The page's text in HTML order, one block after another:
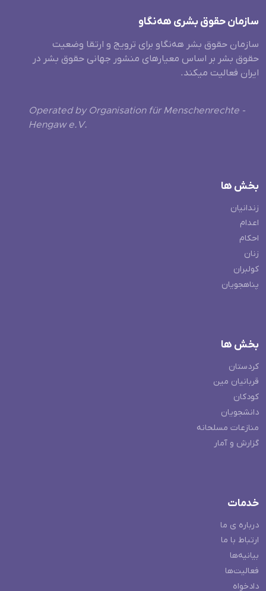
سازمان حقوق بشری هەنگاو
سازمان حقوق بشر هه‌نگاو برای ترویج و ارتقا وضعیت
حقوق بشر بر اساس معیارهای منشور جهانی حقوق بشر در
ایران فعالیت میکند.
Operated by Organisation für Menschenrechte -
Hengaw e.V.
بخش ها
زندانیان
اعدام
احکام
زنان
کولبران
پناهجویان
بخش ها
کردستان
قربانیان مین
کودکان
دانشجویان
منازعات مسلحانه
گزارش و آمار
خدمات
درباره ی ما
ارتباط با ما
بیانیه‌ها
فعالیت‌ها
دادخواه